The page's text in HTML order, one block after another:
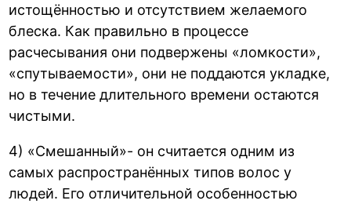
истощённостью и отсутствием желаемого
блеска. Как правильно в процессе
расчесывания они подвержены «ломкости»,
«спутываемости», они не поддаются укладке,
но в течение длительного времени остаются
чистыми.
4) «Смешанный»- он считается одним из
самых распространённых типов волос у
людей. Его отличительной особенностью